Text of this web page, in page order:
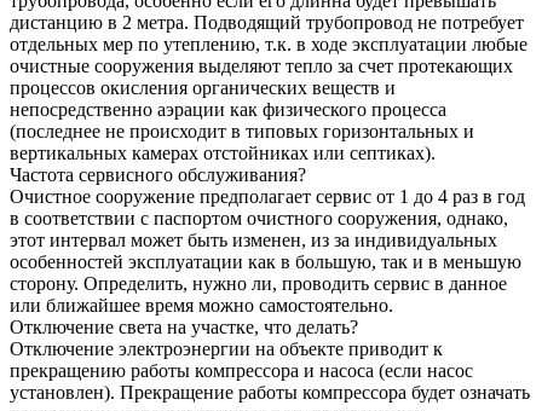
дистанцию в 2 метра. Подводящий трубопровод не потребует
отдельных мер по утеплению, т.к. в ходе эксплуатации любые
очистные сооружения выделяют тепло за счет протекающих
процессов окисления органических веществ и
непосредственно аэрации как физического процесса
(последнее не происходит в типовых горизонтальных и
вертикальных камерах отстойниках или септиках).
Частота сервисного обслуживания?
Очистное сооружение предполагает сервис от 1 до 4 раз в год
в соответствии с паспортом очистного сооружения, однако,
этот интервал может быть изменен, из за индивидуальных
особенностей эксплуатации как в большую, так и в меньшую
сторону. Определить, нужно ли, проводить сервис в данное
или ближайшее время можно самостоятельно.
Отключение света на участке, что делать?
Отключение электроэнергии на объекте приводит к
прекращению работы компрессора и насоса (если насос
установлен). Прекращение работы компрессора будет означать